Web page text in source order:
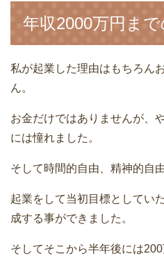
年収2000万円まで
私が起業した理由はもちろん
ん。
お金だけではありませんが、
には憧れました。
そして時間的自由、精神的自
起業をして当初目標としてい
成する事ができました。
そしてそこから半年後には